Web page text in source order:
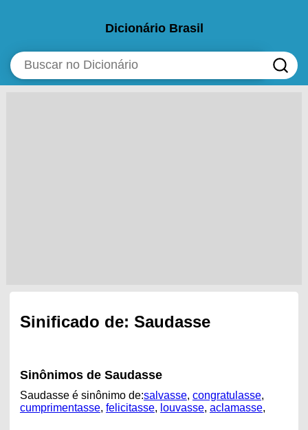
Dicionário Brasil
Sinificado de: Saudasse
Sinônimos de Saudasse
Saudasse é sinônimo de:salvasse, congratulasse,
cumprimentasse, felicitasse, louvasse, aclamasse,